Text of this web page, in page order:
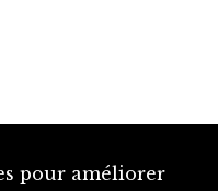
pour améliorer